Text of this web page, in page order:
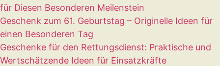
für Diesen Besonderen Meilenstein
Geschenk zum 61. Geburtstag – Originelle Ideen für
einen Besonderen Tag
Geschenke für den Rettungsdienst: Praktische und
Wertschätzende Ideen für Einsatzkräfte